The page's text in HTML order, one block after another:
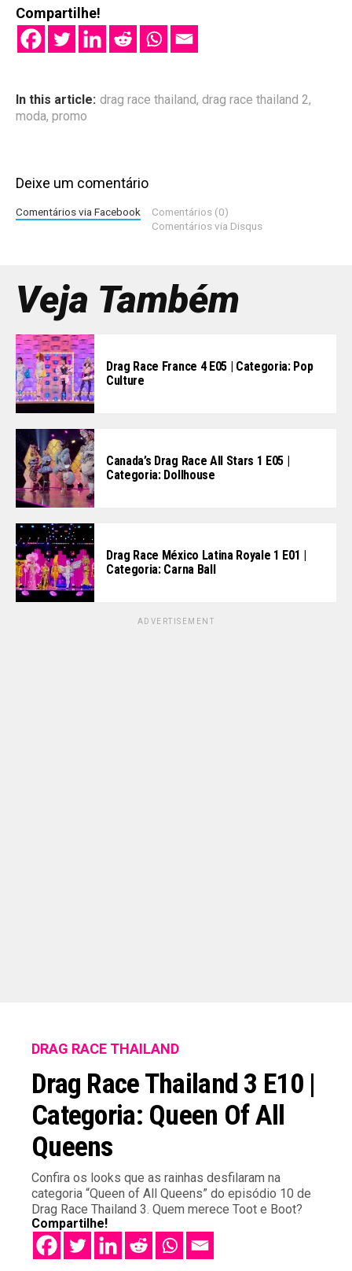
Compartilhe!
In this article: drag race thailand, drag race thailand 2,
moda, promo
Deixe um comentário
Comentários via Facebook
Comentários (0)
Comentários via Disqus
Veja Também
Drag Race France 4 E05 | Categoria: Pop
Culture
Canada’s Drag Race All Stars 1 E05 |
Categoria: Dollhouse
Drag Race México Latina Royale 1 E01 |
Categoria: Carna Ball
ADVERTISEMENT
DRAG RACE THAILAND
Drag Race Thailand 3 E10 |
Categoria: Queen Of All
Queens
Confira os looks que as rainhas desfilaram na
categoria “Queen of All Queens” do episódio 10 de
Drag Race Thailand 3. Quem merece Toot e Boot?
Compartilhe!